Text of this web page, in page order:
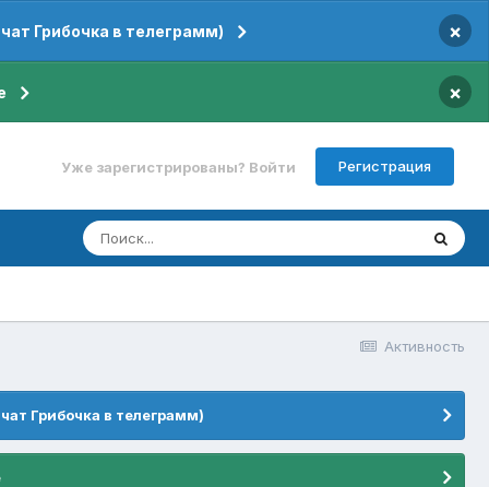
Грибочка в телеграмм) ×
×
Уже зарегистрированы? Войти Регистрация
Активность
Грибочка в телеграмм)